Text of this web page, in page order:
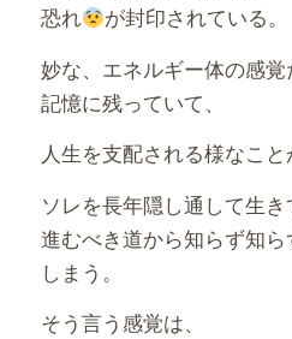
恐れ
が封印されている。
妙な、エネルギー体の感覚
記憶に残っていて、
人生を支配される様なこと
ソレを長年隠し通して生き
進むべき道から知らず知
しまう。
そう言う感覚は、